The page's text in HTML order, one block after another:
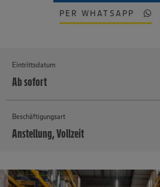
PER WHATSAPP
Eintrittsdatum
Ab sofort
Beschäftigungsart
Anstellung, Vollzeit